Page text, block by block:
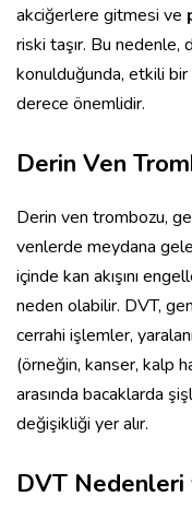
akciğerlere gitmesi ve
riski taşır. Bu nedenle,
konulduğunda, etkili
derece önemlidir.
Derin Ven
Derin ven trombozu,
venlerde meydana
içinde kan akışını
neden olabilir. DVT,
cerrahi işlemler,
(örneğin, kanser, kalp
arasında bacaklarda
değişikliği yer alır.
DVT